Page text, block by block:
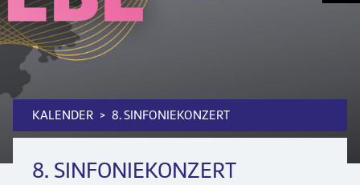
KALENDER 8. SINFONIEKONZERT
8. SINFONIEKONZERT